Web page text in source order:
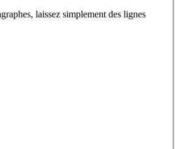
laissez simplement des lignes